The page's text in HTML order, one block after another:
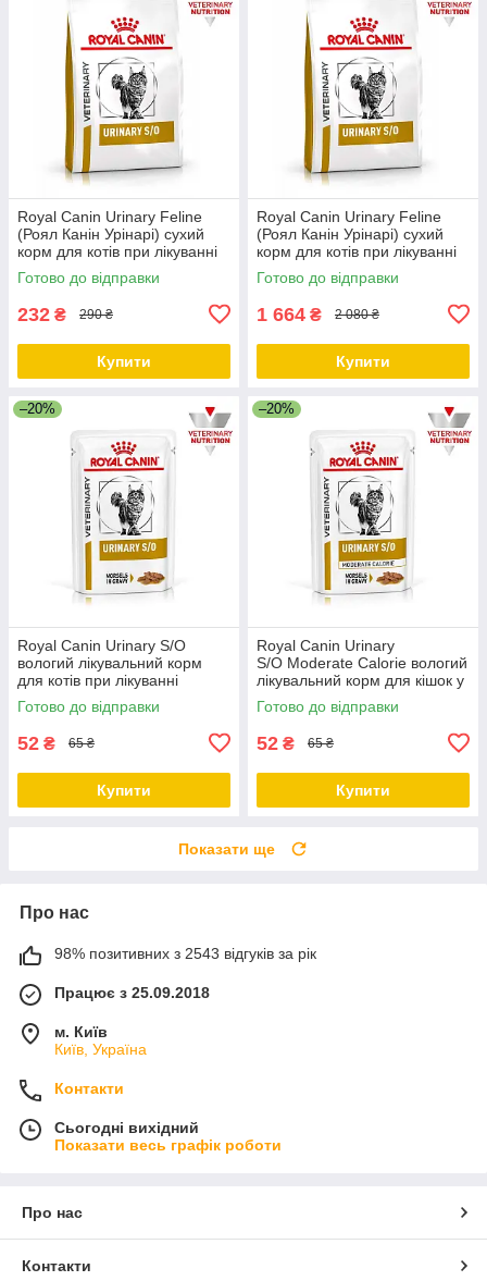
Royal Canin Urinary Feline
(Роял Канін Урінарі) сухий
корм для котів при лікуванні
сечокам'яної хвороби, 400 гр
Готово до відправки
232 ₴ 290 ₴
Купити
Royal Canin Urinary Feline
(Роял Канін Урінарі) сухий
корм для котів при лікуванні
сечокам'яної хвороби, 3.5 КГ
Готово до відправки
1 664 ₴ 2 080 ₴
Купити
–20%
Royal Canin Urinary S/O
вологий лікувальний корм
для котів при лікуванні
сечокам'яної хвороби, в
соусі, 85 ГР від 12 ШТ
Готово до відправки
52 ₴ 65 ₴
Купити
–20%
Royal Canin Urinary
S/O Moderate Calorie вологий
лікувальний корм для кішок у
разі сечокам'яної хвороби, 85
ГР від 12 шт.
Готово до відправки
52 ₴ 65 ₴
Купити
Показати ще
Про нас
98% позитивних з 2543 відгуків за рік
Працює з 25.09.2018
м. Київ
Київ, Україна
Контакти
Сьогодні вихідний
Показати весь графік роботи
Про нас
Контакти